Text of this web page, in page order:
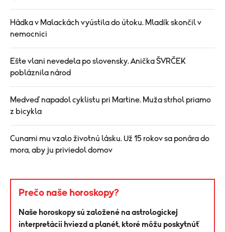
Hádka v Malackách vyústila do útoku. Mladík skončil v
nemocnici
Ešte vlani nevedela po slovensky. Anička ŠVRČEK
pobláznila národ
Medveď napadol cyklistu pri Martine. Muža strhol priamo
z bicykla
Cunami mu vzalo životnú lásku. Už 15 rokov sa ponára do
mora, aby ju priviedol domov
Prečo naše horoskopy?
Naše horoskopy sú založené na astrologickej
interpretácii hviezd a planét, ktoré môžu poskytnúť